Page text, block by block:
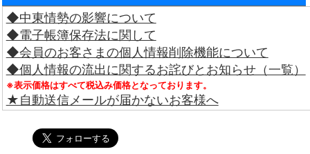
◆中東情勢の影響について
◆電子帳簿保存法に関して
◆会員のお客さまの個人情報削除機能について
◆個人情報の流出に関するお詫びとお知らせ（一覧）
※表示価格はすべて税込み価格となっております。
★自動送信メールが届かないお客様へ